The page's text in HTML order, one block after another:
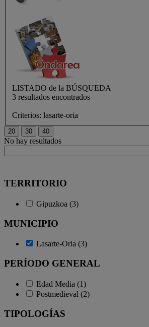
LISTADO de la BÚSQUEDA
3 resultados encontrados
Criterios: lasarte-oria
No hay resultados
TERRITORIO
Gipuzkoa (3)
MUNICIPIO
Lasarte-Oria (3)
PERÍODO GENERAL
Edad Media (1)
Postmedieval (2)
TIPOLOGÍAS